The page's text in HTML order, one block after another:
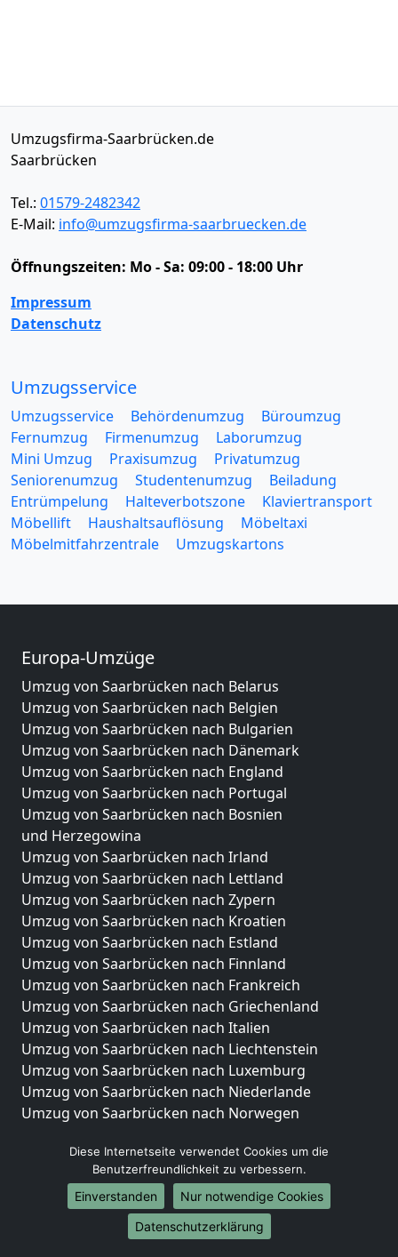
Umzugsfirma-Saarbrücken.de
Saarbrücken
Tel.: 01579-2482342
E-Mail: info@umzugsfirma-saarbruecken.de
Öffnungszeiten: Mo - Sa: 09:00 - 18:00 Uhr
Impressum
Datenschutz
Umzugsservice
Umzugsservice Behördenumzug
Büroumzug
Fernumzug
Firmenumzug
Laborumzug
Mini Umzug
Praxisumzug
Privatumzug
Seniorenumzug
Studentenumzug
Beiladung
Entrümpelung
Halteverbotszone
Klaviertransport
Möbellift
Haushaltsauflösung
Möbeltaxi
Möbelmitfahrzentrale
Umzugskartons
Europa-Umzüge
Umzug von Saarbrücken nach Belarus
Umzug von Saarbrücken nach Belgien
Umzug von Saarbrücken nach Bulgarien
Umzug von Saarbrücken nach Dänemark
Umzug von Saarbrücken nach England
Umzug von Saarbrücken nach Portugal
Umzug von Saarbrücken nach Bosnien
und Herzegowina
Umzug von Saarbrücken nach Irland
Umzug von Saarbrücken nach Lettland
Umzug von Saarbrücken nach Zypern
Umzug von Saarbrücken nach Kroatien
Umzug von Saarbrücken nach Estland
Umzug von Saarbrücken nach Finnland
Umzug von Saarbrücken nach Frankreich
Umzug von Saarbrücken nach Griechenland
Umzug von Saarbrücken nach Italien
Umzug von Saarbrücken nach Liechtenstein
Umzug von Saarbrücken nach Luxemburg
Umzug von Saarbrücken nach Niederlande
Umzug von Saarbrücken nach Norwegen
Umzüge-Deutschlandweit
Umzug von Saarbrücken nach Berlin
Umzug von Saarbrücken nach Hamburg
Umzug von Saarbrücken nach München
Umzug von Saarbrücken nach Köln
Diese Internetseite verwendet Cookies um die
Benutzerfreundlichkeit zu verbessern.
Einverstanden
Nur notwendige Cookies
Datenschutzerklärung